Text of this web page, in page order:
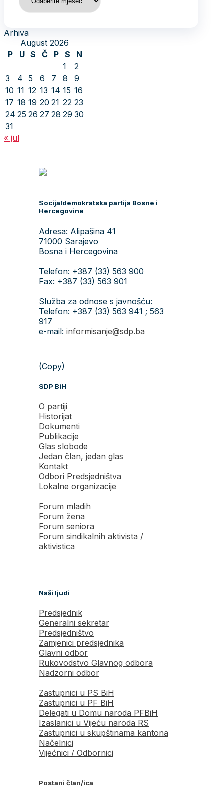
Arhiva
August 2026
P
U S Č P S
N
1
2
3
4 5 6 7 8
9
10 11 12 13 14 15 16
17 18 19 20 21 22 23
24 25 26 27 28 29 30
31
« jul
Socijaldemokratska partija Bosne i
Hercegovine
Adresa: Alipašina 41
71000 Sarajevo
Bosna i Hercegovina
Telefon: +387 (33) 563 900
Fax: +387 (33) 563 901
Služba za odnose s javnošću:
Telefon: +387 (33) 563 941 ; 563
917
e-mail: informisanje@sdp.ba
(Copy)
SDP BiH
O partiji
Historijat
Dokumenti
Publikacije
Glas slobode
Jedan član, jedan glas
Kontakt
Odbori Predsjedništva
Lokalne organizacije
Forum mladih
Forum žena
Forum seniora
Forum sindikalnih aktivista /
aktivistica
Naši ljudi
Predsjednik
Generalni sekretar
Predsjedništvo
Zamjenici predsjednika
Glavni odbor
Rukovodstvo Glavnog odbora
Nadzorni odbor
Zastupnici u PS BiH
Zastupnici u PF BiH
Delegati u Domu naroda PFBiH
Izaslanici u Vijeću naroda RS
Zastupnici u skupštinama kantona
Načelnici
Vijećnici / Odbornici
Postani član/ica